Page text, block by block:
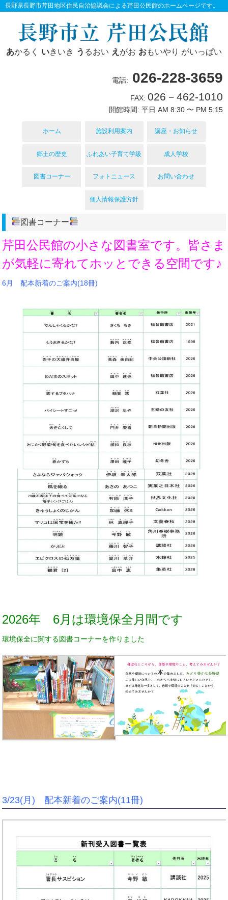
長野県長野市芹田地区住民自治協議会による芹田公民館のホームページです。
あかるく いきいき う るおい え がお おもいやり がいっぱい
電話: 026-228-3659
FAX: 026－462-1010
開館時間: 平日 AM 8:30 〜 PM 5:15
ホーム 施設利用案内 講座・お知らせ
郷土の歴史 ふれあい子育て学級 成人学校
図書コーナー フォトニュース お問い合わせ
個人情報保護方針
図書コーナー
芹田公民館の小さな図書室です。 皆さま
が気軽に寄れてホッとできる空間です♪
6月 配本新着のご案内(18冊)
2026年 6月は環境保全月間です
環境保全に関する図書コーナーを作りました
3/23(月) 配本新着のご案内(11冊)